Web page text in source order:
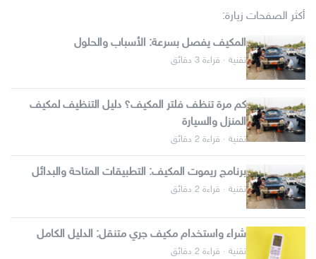
أكثر الصفحات زيارة:
المكيف يفصل بسرعة: الأسباب والحلول
تقنية · قراءة 3 دقائق
كم مرة تنظف فلتر المكيف؟ دليل التنظيف لمكيف
المنزل والسيارة
تقنية · قراءة 2 دقائق
برنامج ريموت المكيف: التطبيقات المتاحة والبدائل
تقنية · قراءة 2 دقائق
شراء واستخدام مكيف جري متنقل: الدليل الكامل
تقنية · قراءة 2 دقائق